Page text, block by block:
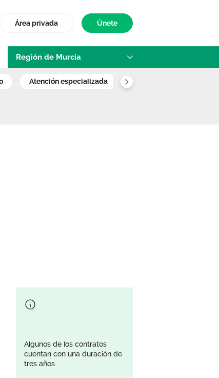
Área privada
Únete
Región de Murcia
Murcia
atención especializada
Algunos de los contratos
cuentan con una duración de
tres años